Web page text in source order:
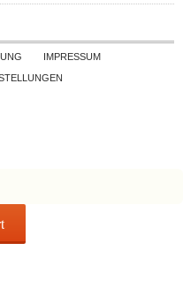
to contentIMPRESSUM